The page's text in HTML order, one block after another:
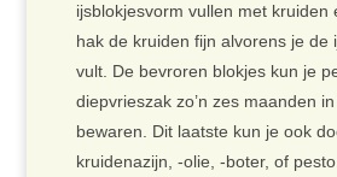
ijsblokjesvorm vullen met kruiden
hak de kruiden fijn alvorens je de
vult. De bevroren blokjes kun je
diepvrieszak zo’n zes maanden
bewaren. Dit laatste kun je ook
kruidenazijn, -olie, -boter, of pesto.